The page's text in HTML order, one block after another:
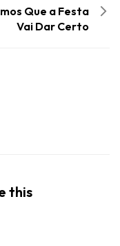
Que a Festa
Vai Dar Certo
this